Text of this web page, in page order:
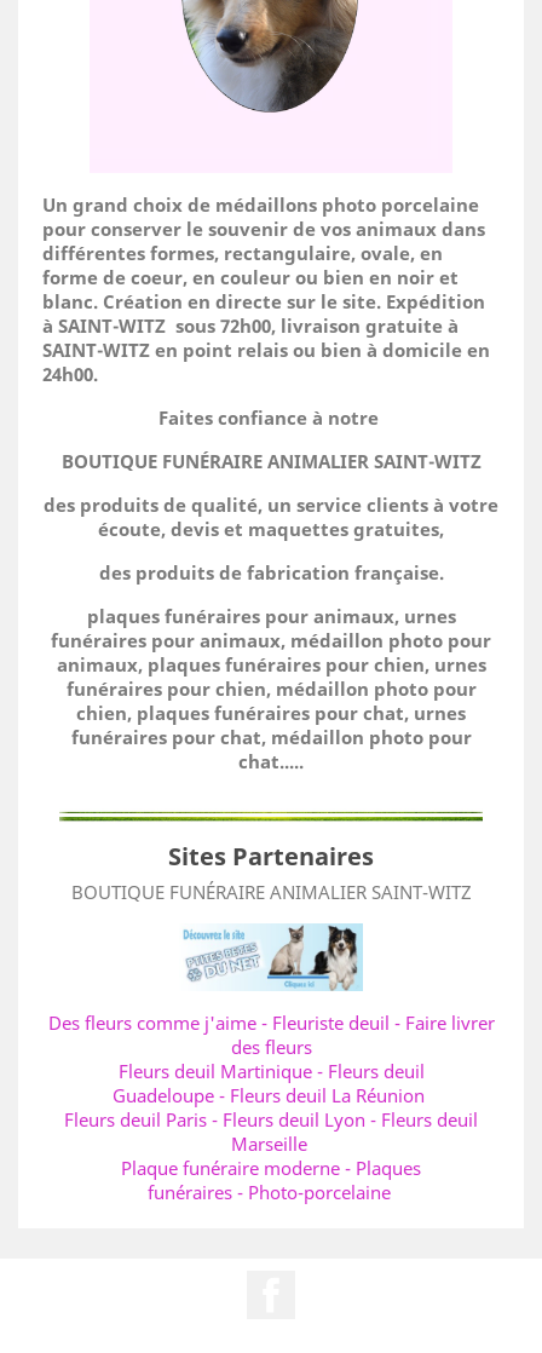
Un grand choix de médaillons photo porcelaine
pour conserver le souvenir de vos animaux dans
différentes formes, rectangulaire, ovale, en
forme de coeur, en couleur ou bien en noir et
blanc. Création en directe sur le site. Expédition
à SAINT-WITZ sous 72h00, livraison gratuite à
SAINT-WITZ en point relais ou bien à domicile en
24h00.
Faites confiance à notre
BOUTIQUE FUNÉRAIRE ANIMALIER SAINT-WITZ
des produits de qualité, un service clients à votre
écoute, devis et maquettes gratuites,
des produits de fabrication française.
plaques funéraires pour animaux, urnes
funéraires pour animaux, médaillon photo pour
animaux, plaques funéraires pour chien, urnes
funéraires pour chien, médaillon photo pour
chien, plaques funéraires pour chat, urnes
funéraires pour chat, médaillon photo pour
chat.....
Sites Partenaires
BOUTIQUE FUNÉRAIRE ANIMALIER SAINT-WITZ
Des fleurs comme j'aime- Fleuriste deuil - Faire livrer
des fleurs
Fleurs deuil Martinique- Fleurs deuil
Guadeloupe - Fleurs deuil La Réunion
Fleurs deuil Paris - Fleurs deuil Lyon - Fleurs deuil
Marseille
Plaque funéraire moderne - Plaques
funéraires- Photo-porcelaine